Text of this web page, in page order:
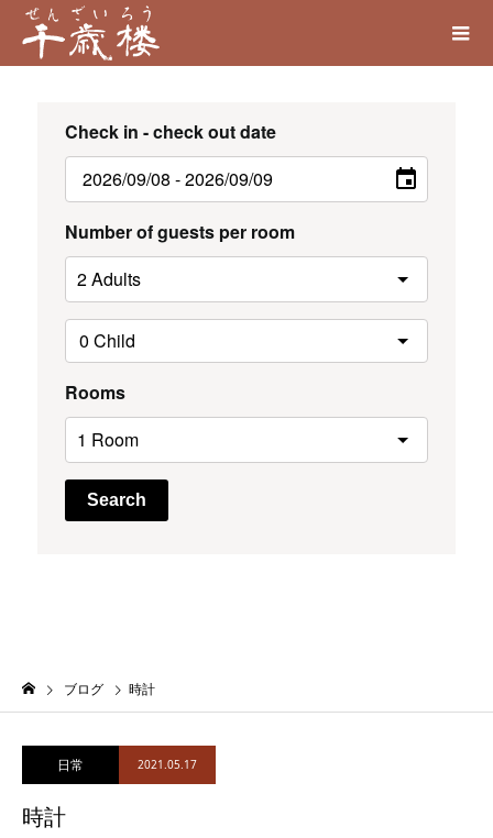
Check in - check out date
Number of guests per room
Rooms
Search
ブログ 時計
日常 2021.05.17
時計